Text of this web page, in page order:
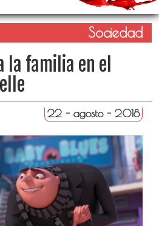
Sociedad
la familia en el
22 - agosto - 2018